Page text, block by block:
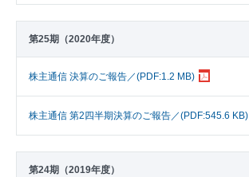
第25期（2020年度）
株主通信 決算のご報告／(PDF:1.2 MB)
株主通信 第2四半期決算のご報告／(PDF:545.6 KB)
第24期（2019年度）